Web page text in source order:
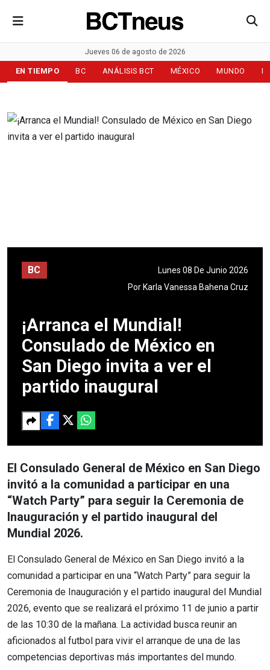
Jueves 06 de agosto de 2026
EN TIEMPO BC ANÁLISIS BCT MÉXICO MUNDO
BC
Lunes 08 De Junio 2026
Por Karla Vanessa Bahena Cruz
¡Arranca el Mundial!
Consulado de México en
San Diego invita a ver el
partido inaugural
El Consulado General de México en San Diego
invitó a la comunidad a participar en una
“Watch Party” para seguir la Ceremonia de
Inauguración y el partido inaugural del
Mundial 2026.
El Consulado General de México en San Diego invitó a la
comunidad a participar en una “Watch Party” para seguir la
Ceremonia de Inauguración y el partido inaugural del Mundial
2026, evento que se realizará el próximo 11 de junio a partir
de las 10:30 de la mañana. La actividad busca reunir an
aficionados al futbol para vivir el arranque de una de las
competencias deportivas más importantes del mundo.